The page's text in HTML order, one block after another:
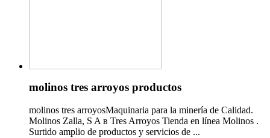
molinos tres arroyos productos
molinos tres arroyosMaquinaria para la minería de Calidad.
Molinos Zalla, S A в Tres Arroyos Tienda en línea Molinos .
Surtido amplio de productos y servicios de ...